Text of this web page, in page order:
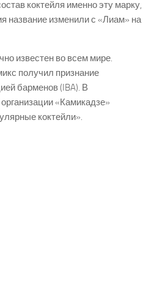
коктейля именно эту марку,
название изменили с «Лиам» на
известен во всем мире.
получил признание
барменов (IBA). В
«Камикадзе»
коктейли».